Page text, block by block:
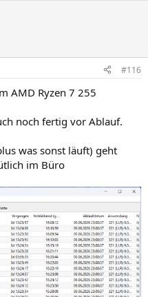
#116
AMD Ryzen 7 255
noch fertig vor Ablauf.
was sonst läuft) geht
im Büro